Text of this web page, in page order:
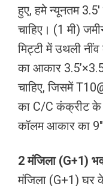
हुए, हमे न्यूनतम
चाहिए। (1 मी)
मिट्टी में उथली
का आकार
चाहिए, जिसमें
का C/C कंक्रीट के
कॉलम आकार का
2 मंजिला (G+1)
मंजिला (G+1) घर